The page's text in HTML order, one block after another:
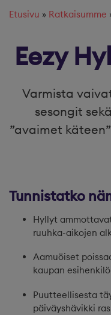
Etusivu » Ratkaisumme
Eezy
Varmista
sesongit
”avaimet
Tunnistatko
Hyllyt
ruuhka-aikojen
Aamuöiset
kaupan
Puutteellisesta
päiväyshävikki